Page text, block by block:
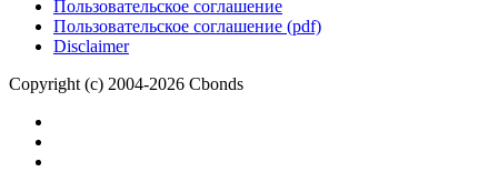
Размещение рекламы
Обратная связь
Пользовательское соглашение
Copyright (c) 2004-2026 Cbonds